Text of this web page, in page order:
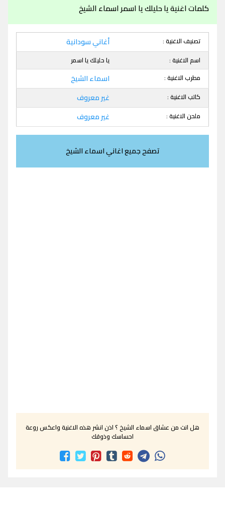
كلمات اغنية يا حليلك يا اسمر اسماء الشيخ
تصنيف الاغنية : أغاني سودانية
اسم الاغنية :
يا حليلك يا اسمر
مطرب الاغنية :
اسماء الشيخ
كاتب الاغنية : غير معروف
ملحن الاغنية : غير معروف
تصفح جميع اغاني اسماء الشيخ
هل انت من عشاق اسماء الشيخ ؟ اذن انشر هذه الاغنية واعكس روعة
احساسك وذوقك